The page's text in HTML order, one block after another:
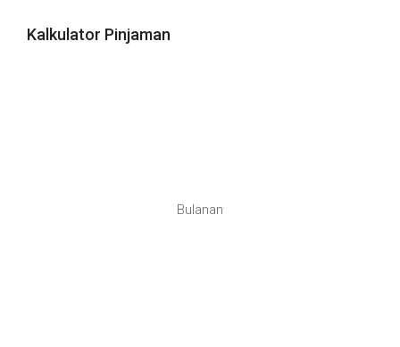
Kalkulator Pinjaman
Bulanan